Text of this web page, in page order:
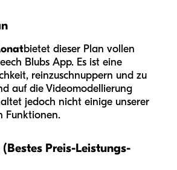
bietet dieser Plan vollen
Blubs App. Es ist eine
reinzuschnuppern und zu
auf die Videomodellierung
jedoch nicht einige unserer
Funktionen.
Preis-Leistungs-